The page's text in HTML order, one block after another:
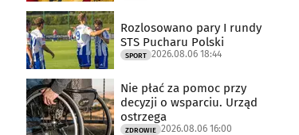
Rozlosowano pary I rundy
STS Pucharu Polski
SPORT 2026.08.06 18:44
Nie płać za pomoc przy
decyzji o wsparciu. Urząd
ostrzega
ZDROWIE 2026.08.06 16:00